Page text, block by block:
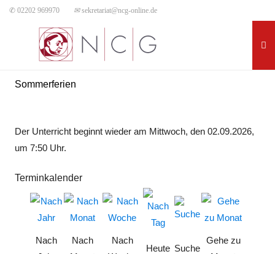
✆ 02202 969970 ✉sekretariat@ncg-online.de
Sommerferien
Der Unterricht beginnt wieder am Mittwoch, den 02.09.2026,
um 7:50 Uhr.
Terminkalender
Nach
Nach
Nach
Heute Suche
Gehe zu